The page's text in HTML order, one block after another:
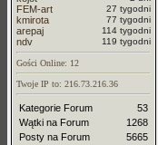
FEM-art 27 tygodni
kmirota 77 tygodni
arepaj 114 tygodni
ndv 119 tygodni
Gości Online: 12
Twoje IP to: 216.73.216.36
Kategorie Forum
53
Wątki na Forum
1268
Posty na Forum
5665